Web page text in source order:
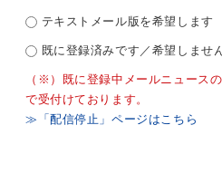
テキストメール版を希望します
既に登録済みです／希望しませ
（※）既に登録中メールニュース
で受付けております。
≫「配信停止」ページはこちら